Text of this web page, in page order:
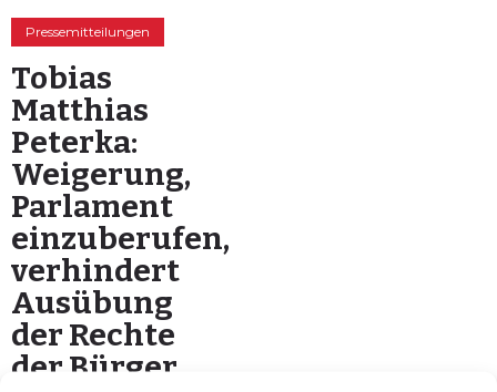
Pressemitteilungen
Tobias
Matthias
Peterka:
Weigerung,
Parlament
einzuberufen,
verhindert
Ausübung
der Rechte
der Bürger